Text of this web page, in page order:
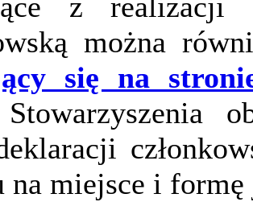
można
się na
na miejsce i